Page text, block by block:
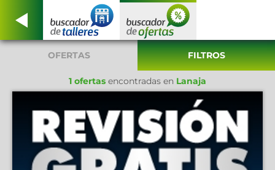
OFERTAS FILTROS
1 ofertas encontradas en Lanaja